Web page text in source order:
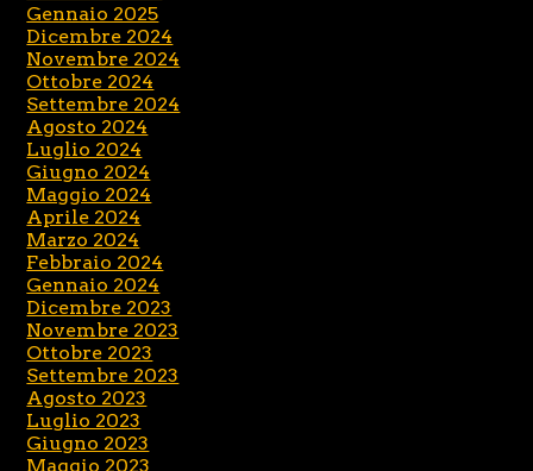
Gennaio 2025
Dicembre 2024
Novembre 2024
Ottobre 2024
Settembre 2024
Agosto 2024
Luglio 2024
Giugno 2024
Maggio 2024
Aprile 2024
Marzo 2024
Febbraio 2024
Gennaio 2024
Dicembre 2023
Novembre 2023
Ottobre 2023
Settembre 2023
Agosto 2023
Luglio 2023
Giugno 2023
Maggio 2023